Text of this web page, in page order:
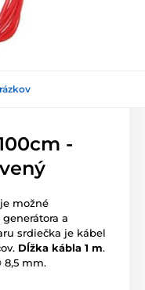
-
možné
a
srdiečka je kábel
Dĺžka kábla 1 m.
8,5 mm.